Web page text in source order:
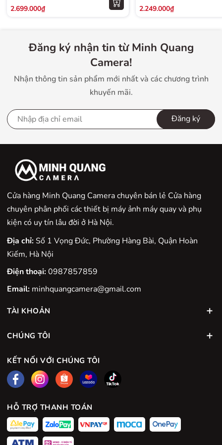
2.699.000₫ 2.249.000₫
Đăng ký nhận tin từ Minh Quang
Camera!
Nhận thông tin sản phẩm mới nhất và các chương trình
khuyến mãi.
Đăng ký
Cửa hàng Minh Quang Camera chuyên bán lẻ Cửa hàng
chuyên phân phối các thiết bị máy ảnh máy quay và phụ
kiện có uy tín lâu đời ở Hà Nội.
Địa chỉ:Số 1 Vọng Đức, Phường Hàng Bài, Quận Hoàn
Kiếm, Hà Nội
Điện thoại:0987857859
Email: minhquangcamera@gmail.com
TÀI KHOẢN
CHÚNG TÔI
KẾT NỐI VỚI CHÚNG TÔI
HỖ TRỢ THANH TOÁN